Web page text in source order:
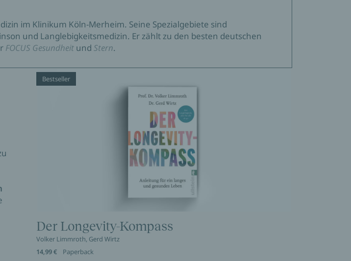
im Klinikum Köln-Merheim. Seine Spezialgebiete sind
und Langlebigkeitsmedizin. Er zählt zu den besten deutschen
FOCUS Gesundheit und Stern.
Bestseller
Der Longevity-Kompass
Volker Limmroth, Gerd Wirtz
14,99 €
Paperback